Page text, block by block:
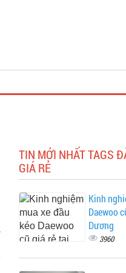
TIN MỚI NHẤT TAGS
GIÁ RẺ
Kinh
Daewoo
Dương
3960